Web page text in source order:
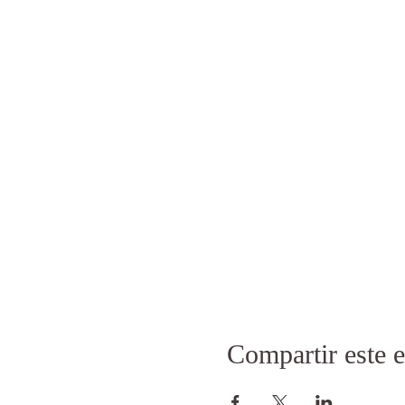
Compartir este